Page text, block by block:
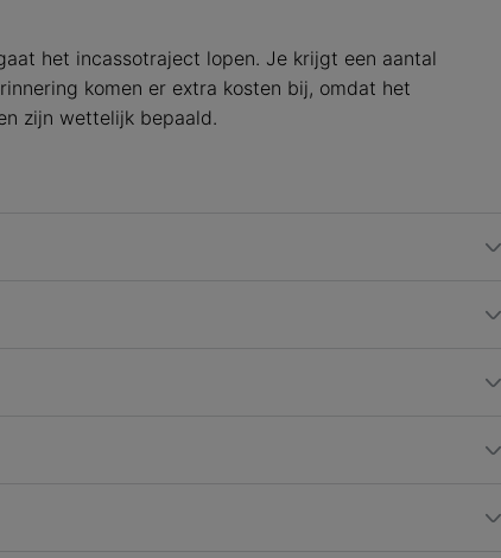
het incassotraject lopen. Je krijgt een aantal
komen er extra kosten bij, omdat het
zijn wettelijk bepaald.